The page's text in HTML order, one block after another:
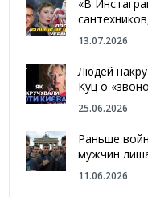
«В
13.07.2026
Людей
Куц о
25.06.2026
Раньше
мужчин
11.06.2026